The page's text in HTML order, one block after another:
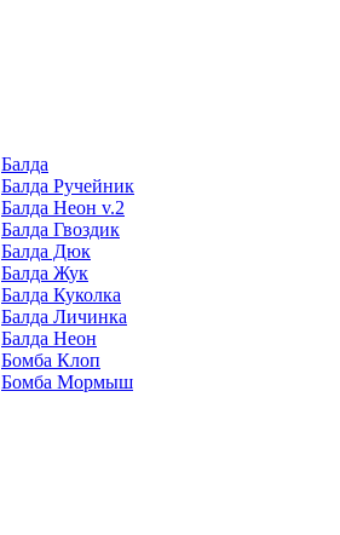
Балда
Балда Ручейник
Балда Неон v.2
Балда Гвоздик
Балда Дюк
Балда Жук
Балда Куколка
Балда Личинка
Балда Неон
Бомба Клоп
Бомба Мормыш